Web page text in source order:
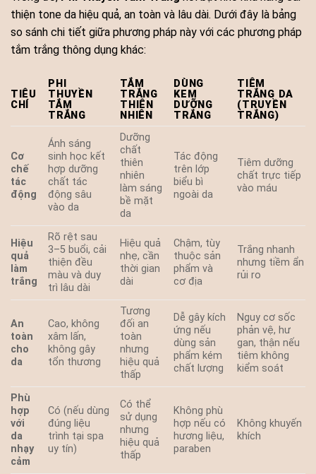
thiện tone da hiệu quả, an toàn và lâu dài. Dưới đây là bảng
so sánh chi tiết giữa phương pháp này với các phương pháp
tắm trắng thông dụng khác:
TIÊU
CHÍ
PHI
THUYỀN
TẮM
TRẮNG
TẮM
TRẮNG
THIÊN
NHIÊN
DÙNG
KEM
DƯỠNG
TRẮNG
TIÊM
TRẮNG DA
(TRUYỀN
TRẮNG)
Cơ
chế
tác
động
Ánh sáng
sinh học kết
hợp dưỡng
chất tác
động sâu
vào da
Dưỡng
chất
thiên
nhiên
làm sáng
bề mặt
da
Tác động
trên lớp
biểu bì
ngoài da
Tiêm dưỡng
chất trực tiếp
vào máu
Hiệu
quả
làm
trắng
Rõ rệt sau
3–5 buổi, cải
thiện đều
màu và duy
trì lâu dài
Hiệu quả
nhẹ, cần
thời gian
dài
Chậm, tùy
thuộc sản
phẩm và
cơ địa
Trắng nhanh
nhưng tiềm ẩn
rủi ro
An
toàn
cho
da
Cao, không
xâm lấn,
không gây
tổn thương
Tương
đối an
toàn
nhưng
hiệu quả
thấp
Dễ gây kích
ứng nếu
dùng sản
phẩm kém
chất lượng
Nguy cơ sốc
phản vệ, hư
gan, thận nếu
tiêm không
kiểm soát
Phù
hợp
với
da
nhạy
cảm
Có (nếu dùng
đúng liệu
trình tại spa
uy tín)
Có thể
sử dụng
nhưng
hiệu quả
thấp
Không phù
hợp nếu có
hương liệu,
paraben
Không khuyến
khích